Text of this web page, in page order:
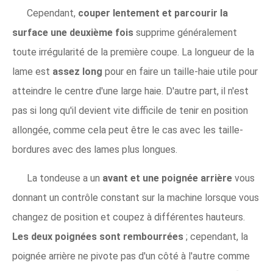
Cependant, couper lentement et parcourir la
surface une deuxième fois supprime généralement
toute irrégularité de la première coupe. La longueur de la
lame est assez long pour en faire un taille-haie utile pour
atteindre le centre d'une large haie. D'autre part, il n'est
pas si long qu'il devient vite difficile de tenir en position
allongée, comme cela peut être le cas avec les taille-
bordures avec des lames plus longues.
La tondeuse a un avant et une poignée arrière vous
donnant un contrôle constant sur la machine lorsque vous
changez de position et coupez à différentes hauteurs.
Les deux poignées sont rembourrées ; cependant, la
poignée arrière ne pivote pas d'un côté à l'autre comme